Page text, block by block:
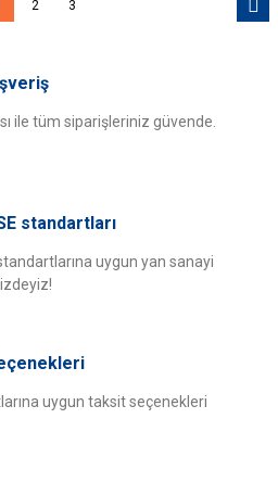
2 3
ile tüm siparişleriniz güvende.
standartları
uygun yan sanayi
uygun taksit seçenekleri